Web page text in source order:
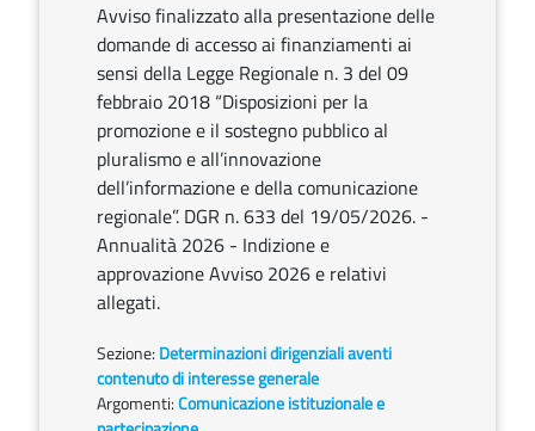
Avviso finalizzato alla presentazione delle
domande di accesso ai finanziamenti ai
sensi della Legge Regionale n. 3 del 09
febbraio 2018 “Disposizioni per la
promozione e il sostegno pubblico al
pluralismo e all’innovazione
dell’informazione e della comunicazione
regionale”. DGR n. 633 del 19/05/2026. -
Annualità 2026 - Indizione e
approvazione Avviso 2026 e relativi
allegati.
Sezione: Determinazioni dirigenziali aventi
contenuto di interesse generale
Argomenti:Comunicazione istituzionale e